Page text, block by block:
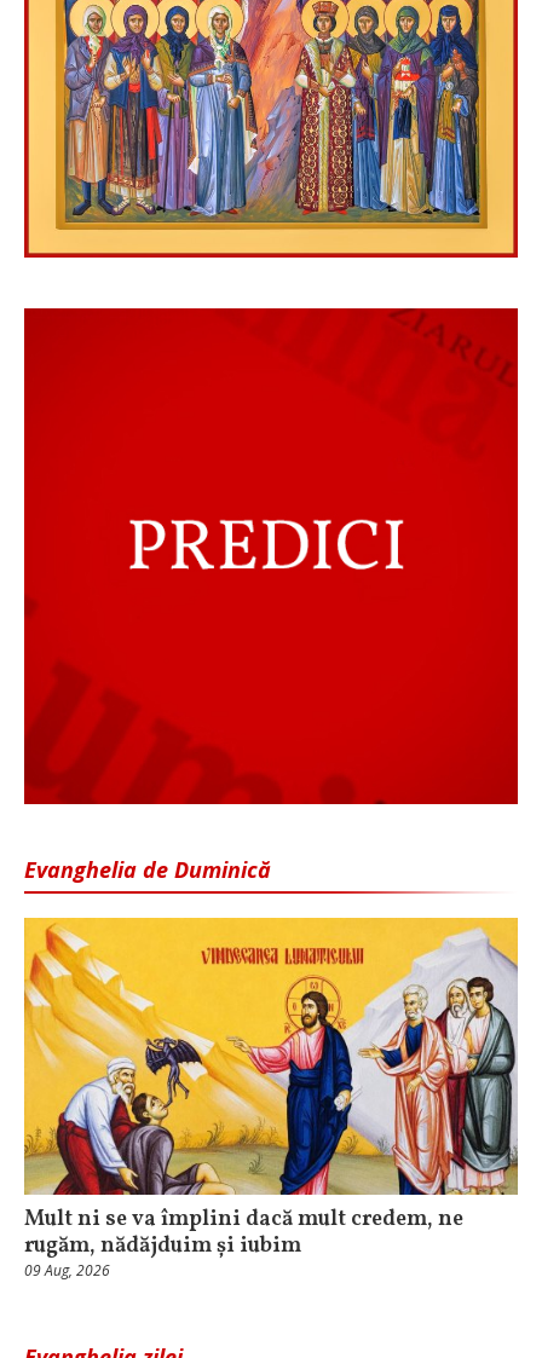
Evanghelia de Duminică
Mult ni se va împlini dacă mult credem, ne
rugăm, nădăjduim și iubim
09 Aug, 2026